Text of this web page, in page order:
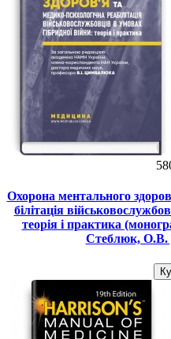
Охорона ментального
білітація
теорія і практика
Стеблюк, О.В.